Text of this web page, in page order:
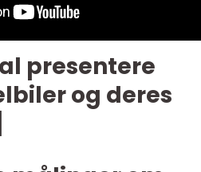
presentere
og deres